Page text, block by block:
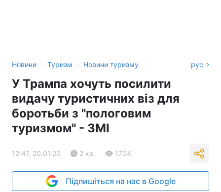
Новини › Туризм › Новини туризму рус
У Трампа хочуть посилити
видачу туристичних віз для
боротьби з "пологовим
туризмом" - ЗМІ
12:47, 20.01.20 2 хв. 1704
Підпишіться на нас в Google